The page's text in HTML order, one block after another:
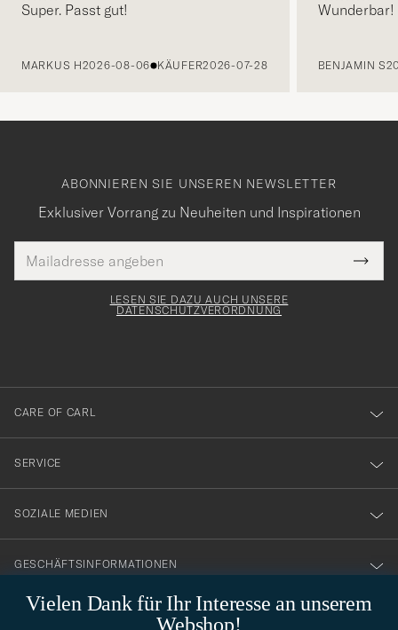
Super. Passt gut!
MARKUS H2026-08-06 KÄUFER2026-07-28
Wunderbar!
BENJAMIN S
Vielen Dank für Ihr Interesse an unserem
Webshop!
ABONNIEREN SIE UNSEREN NEWSLETTER
Exklusiver Vorrang zu Neuheiten und Inspirationen
Mail
Adresse
Tack
för
dig
till
vårt
nyhetsbrev!
LESEN SIE DAZU AUCH UNSERE
DATENSCHUTZVERORDNUNG
CARE OF CARL
SERVICE
SOZIALE MEDIEN
GESCHÄFTSINFORMATIONEN